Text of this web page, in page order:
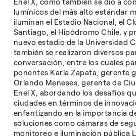
Enel X, como también se dio a
lumínicos del más alto estándar
iluminan el Estadio Nacional, el
Santiago, el Hipódromo Chile. y
nuevo estadio de la Universidad
también se realizaron diversos
conversación, entre los cuales
ponentes Karla Zapata, gerente
Orlando Meneses, gerente de
Enel X, abordando los desafíos
ciudades en términos de
enfantizando en la importancia
soluciones como cámaras de
monitoreo e iluminación pública